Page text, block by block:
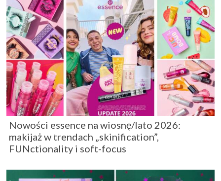
Nowości essence na wiosnę/lato 2026:
makijaż w trendach „skinification”,
FUNctionality i soft-focus